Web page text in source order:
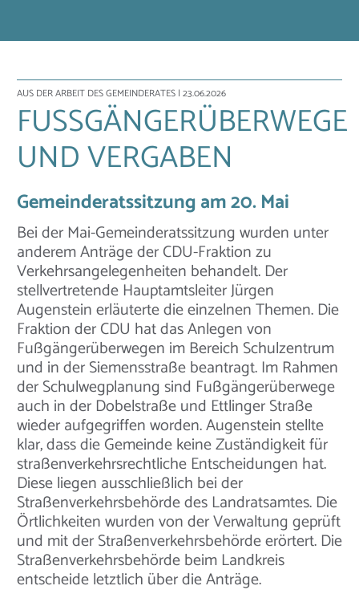
AUS DER ARBEIT DES GEMEINDERATES | 23.06.2026
FUSSGÄNGERÜBERWEGE U
ND VERGABEN
Gemeinderatssitzung am 20. Mai
Bei der Mai-Gemeinderatssitzung wurden unter
anderem Anträge der CDU-Fraktion zu
Verkehrsangelegenheiten behandelt. Der
stellvertretende Hauptamtsleiter Jürgen
Augenstein erläuterte die einzelnen Themen. Die
Fraktion der CDU hat das Anlegen von
Fußgängerüberwegen im Bereich Schulzentrum
und in der Siemensstraße beantragt. Im Rahmen
der Schulwegplanung sind Fußgängerüberwege
auch in der Dobelstraße und Ettlinger Straße
wieder aufgegriffen worden. Augenstein stellte
klar, dass die Gemeinde keine Zuständigkeit für
straßenverkehrsrechtliche Entscheidungen hat.
Diese liegen ausschließlich bei der
Straßenverkehrsbehörde des Landratsamtes. Die
Örtlichkeiten wurden von der Verwaltung geprüft
und mit der Straßenverkehrsbehörde erörtert. Die
Straßenverkehrsbehörde beim Landkreis
entscheide letztlich über die Anträge.